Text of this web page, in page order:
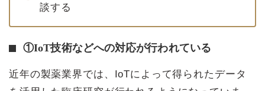
談する
①IoT技術などへの対応が行われている
近年の製薬業界では、IoTによって得られたデータ